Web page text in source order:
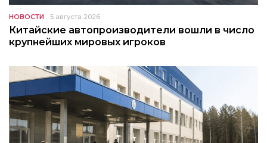
НОВОСТИ 5 августа 2026
Китайские автопроизводители вошли в число
крупнейших мировых игроков